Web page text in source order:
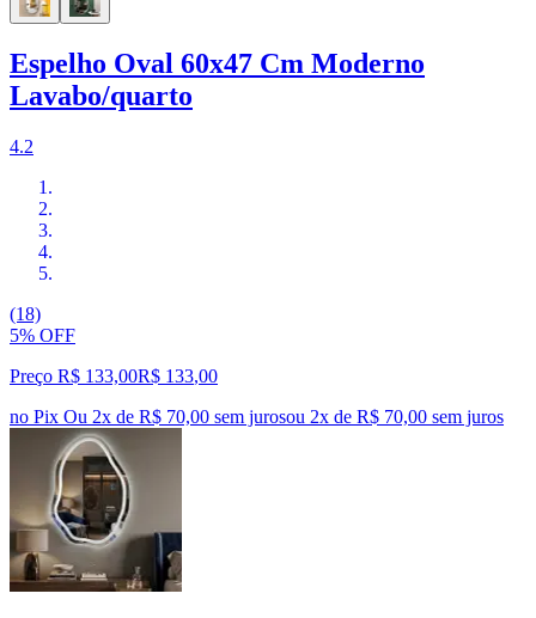
Espelho Oval 60x47 Cm Moderno
Lavabo/quarto
4.2
(18)
5% OFF
Preço R$ 133,00R$ 133,00
no Pix Ou 2x de R$ 70,00 sem jurosou 2x de R$ 70,00 sem juros